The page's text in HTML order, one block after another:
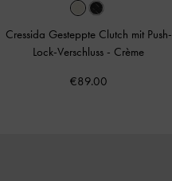
Cressida Gesteppte Clutch mit Push-
Lock-Verschluss - Crème
€89.00